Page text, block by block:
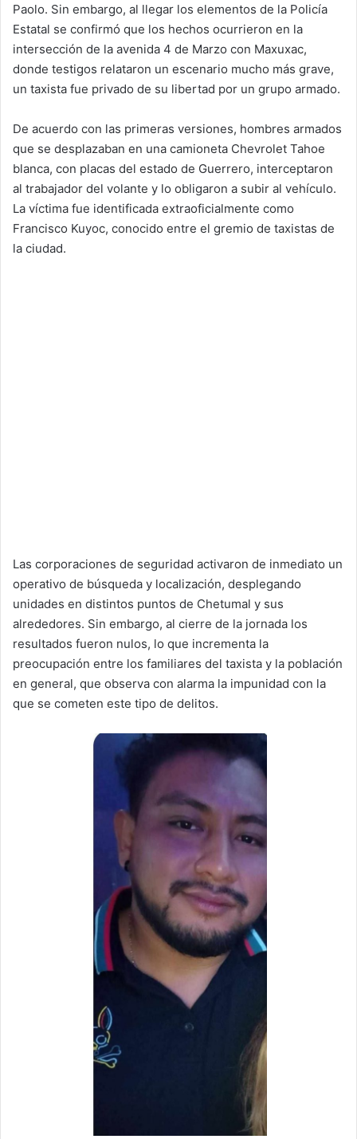
Paolo. Sin embargo, al llegar los elementos de la Policía
Estatal se confirmó que los hechos ocurrieron en la
intersección de la avenida 4 de Marzo con Maxuxac,
donde testigos relataron un escenario mucho más grave,
un taxista fue privado de su libertad por un grupo armado.
De acuerdo con las primeras versiones, hombres armados
que se desplazaban en una camioneta Chevrolet Tahoe
blanca, con placas del estado de Guerrero, interceptaron
al trabajador del volante y lo obligaron a subir al vehículo.
La víctima fue identificada extraoficialmente como
Francisco Kuyoc, conocido entre el gremio de taxistas de
la ciudad.
Las corporaciones de seguridad activaron de inmediato un
operativo de búsqueda y localización, desplegando
unidades en distintos puntos de Chetumal y sus
alrededores. Sin embargo, al cierre de la jornada los
resultados fueron nulos, lo que incrementa la
preocupación entre los familiares del taxista y la población
en general, que observa con alarma la impunidad con la
que se cometen este tipo de delitos.